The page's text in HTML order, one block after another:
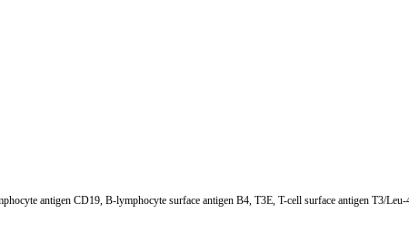
antigen CD19, B-lymphocyte surface antigen B4, T3E, T-cell surface antigen T3/